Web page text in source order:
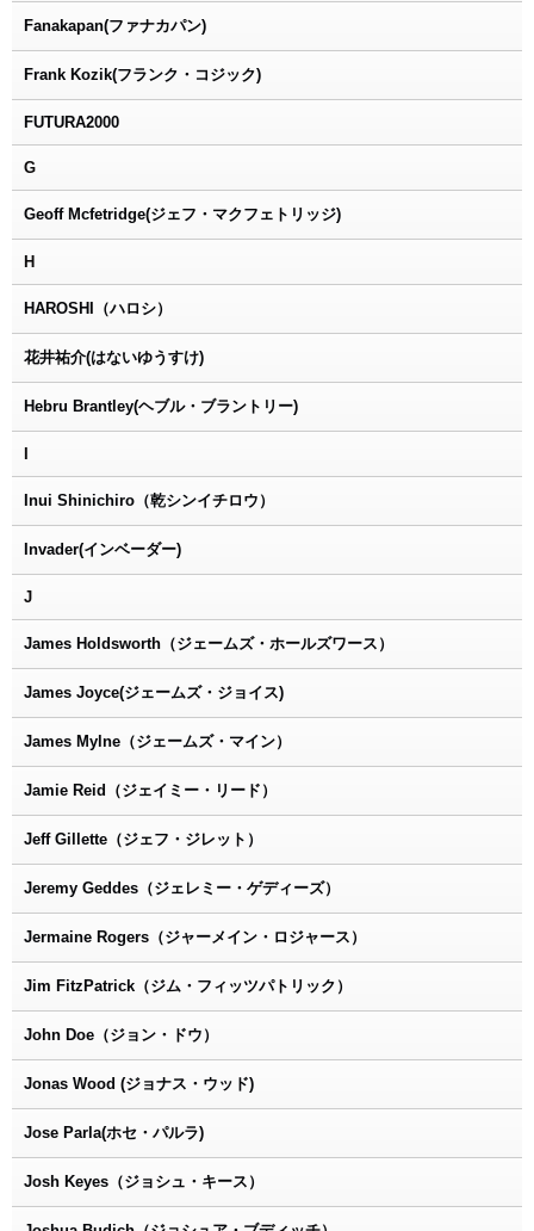
Fanakapan(ファナカパン)
Frank Kozik(フランク・コジック)
FUTURA2000
G
Geoff Mcfetridge(ジェフ・マクフェトリッジ)
H
HAROSHI（ハロシ）
花井祐介(はないゆうすけ)
Hebru Brantley(ヘブル・ブラントリー)
Inui Shinichiro（乾シンイチロウ）
Invader(インベーダー)
J
James Holdsworth（ジェームズ・ホールズワース）
James Joyce(ジェームズ・ジョイス)
James Mylne（ジェームズ・マイン）
Jamie Reid（ジェイミー・リード）
Jeff Gillette（ジェフ・ジレット）
Jeremy Geddes（ジェレミー・ゲディーズ）
Jermaine Rogers（ジャーメイン・ロジャース）
Jim FitzPatrick（ジム・フィッツパトリック）
John Doe（ジョン・ドウ）
Jonas Wood (ジョナス・ウッド)
Jose Parla(ホセ・パルラ)
Josh Keyes（ジョシュ・キース）